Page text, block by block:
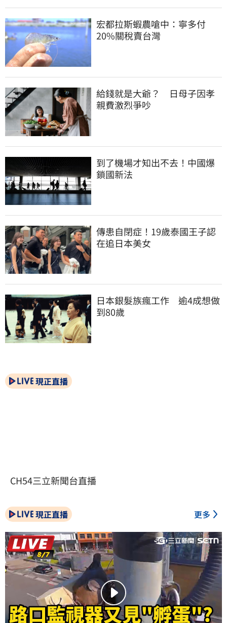
宏都拉斯蝦農嗆中：寧多付
20%關稅賣台灣
給錢就是大爺？　日母子因孝
親費激烈爭吵
到了機場才知出不去！中國爆
鎖國新法
傳患自閉症！19歲泰國王子認
在追日本美女
日本銀髮族瘋工作　逾4成想做
到80歲
現正直播
CH54三立新聞台直播
現正直播 更多